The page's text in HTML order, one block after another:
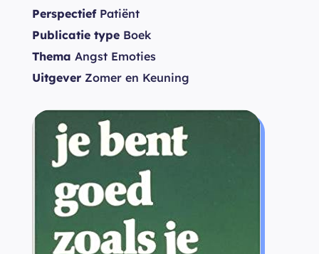
PerspectiefPatiënt
Publicatie type Boek
Thema Angst Emoties
Uitgever Zomer en Keuning